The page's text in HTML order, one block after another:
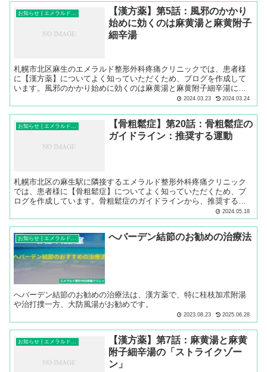
【漢方薬】第5話：風邪のかかり
始めに効くのは麻黄湯と麻黄附子
細辛湯
札幌市北区麻生のエメラルド整形外科疼痛クリニックでは、患者様
に【漢方薬】についてよく知っていただくため、ブログを作成して
います。風邪のかかり始めに効くのは麻黄湯と麻黄附子細辛湯につ
2024.03.23 2024.03.24
【骨粗鬆症】第20話：骨粗鬆症の
ガイドライン：推奨する運動
札幌市北区の麻生駅に隣接するエメラルド整形外科疼痛クリニック
では、患者様に【骨粗鬆症】についてよく知っていただくため、ブ
ログを作成しています。骨粗鬆症のガイドラインから、推奨する運
2024.05.18
お知らせ | エメラルド整形外科疼痛クリニック へバーデン結節のお勧めの治療法
へバーデン結節のお勧めの治療法は、漢方薬で、特に桂枝加朮附湯
や治打撲一方、大防風湯がお勧めです。
2023.08.23 2025.06.28
お知らせ | エメラルド整形外科疼痛クリニック
【漢方薬】第7話：麻黄湯と麻黄
附子細辛湯の「ストライクゾー
ン」